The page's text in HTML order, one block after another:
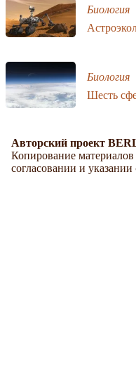
Биология
Биология
Шесть
Авторский проект
Копирование материалов
согласовании и